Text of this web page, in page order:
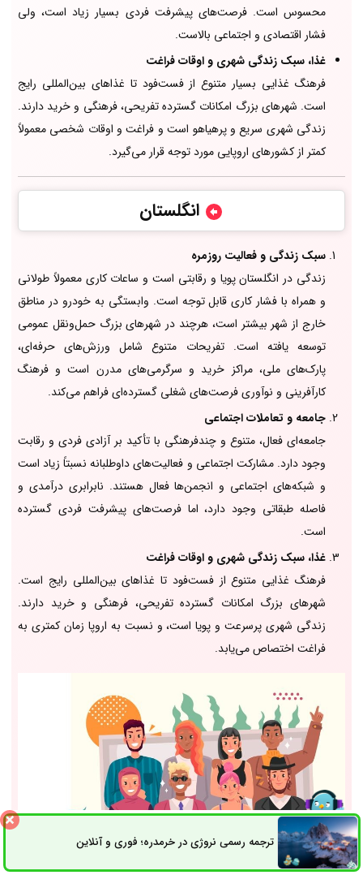
محسوس است. فرصت‌های پیشرفت فردی بسیار زیاد است، ولی
فشار اقتصادی و اجتماعی بالاست.
غذا، سبک زندگی شهری و اوقات فراغت
فرهنگ غذایی بسیار متنوع از فست‌فود تا غذاهای بین‌المللی رایج
است. شهرهای بزرگ امکانات گسترده تفریحی، فرهنگی و خرید دارند.
زندگی شهری سریع و پرهیاهو است و فراغت و اوقات شخصی معمولاً
کمتر از کشورهای اروپایی مورد توجه قرار می‌گیرد.
انگلستان
سبک زندگی و فعالیت روزمره
زندگی در انگلستان پویا و رقابتی است و ساعات کاری معمولاً طولانی
و همراه با فشار کاری قابل توجه است. وابستگی به خودرو در مناطق
خارج از شهر بیشتر است، هرچند در شهرهای بزرگ حمل‌ونقل عمومی
توسعه یافته است. تفریحات متنوع شامل ورزش‌های حرفه‌ای،
پارک‌های ملی، مراکز خرید و سرگرمی‌های مدرن است و فرهنگ
کارآفرینی و نوآوری فرصت‌های شغلی گسترده‌ای فراهم می‌کند.
جامعه و تعاملات اجتماعی
جامعه‌ای فعال، متنوع و چندفرهنگی با تأکید بر آزادی فردی و رقابت
وجود دارد. مشارکت اجتماعی و فعالیت‌های داوطلبانه نسبتاً زیاد است
و شبکه‌های اجتماعی و انجمن‌ها فعال هستند. نابرابری درآمدی و
فاصله طبقاتی وجود دارد، اما فرصت‌های پیشرفت فردی گسترده
است.
غذا، سبک زندگی شهری و اوقات فراغت
فرهنگ غذایی متنوع از فست‌فود تا غذاهای بین‌المللی رایج است.
شهرهای بزرگ امکانات گسترده تفریحی، فرهنگی و خرید دارند.
زندگی شهری پرسرعت و پویا است، و نسبت به اروپا زمان کمتری به
فراغت اختصاص می‌یابد.
ترجمه رسمی نروژی در خرمدره؛ فوری و آنلاینثبت سفارش راه های ارتباطی